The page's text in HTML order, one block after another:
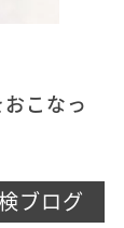
こなっ
ブログ